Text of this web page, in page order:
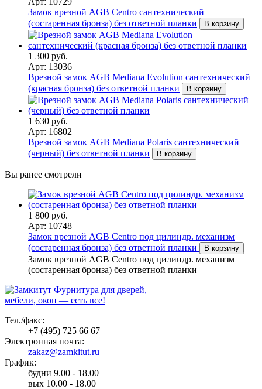
Замок врезной AGB Centro сантехнический
(состаренная бронза) без ответной планки
В корзину
1 300 руб.
Арт: 13036
Врезной замок AGB Mediana Evolution сантехнический
(красная бронза) без ответной планки
В корзину
1 630 руб.
Арт: 16802
Врезной замок AGB Mediana Polaris сантехнический
(черный) без ответной планки
В корзину
Вы ранее смотрели
1 800 руб.
Арт: 10748
Замок врезной AGB Centro под цилиндр. механизм
(состаренная бронза) без ответной планки
В корзину
Замок врезной AGB Centro под цилиндр. механизм
(состаренная бронза) без ответной планки
Фурнитура для дверей,
мебели, окон — есть все!
Тел./факс:
+7 (495) 725 66 67
Электронная почта:
zakaz@zamkitut.ru
График:
будни 9.00 - 18.00
вых 10.00 - 18.00